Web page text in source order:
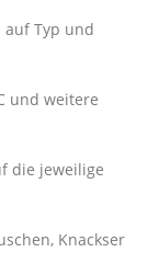
auf Typ und
und weitere
die jeweilige
Knackser